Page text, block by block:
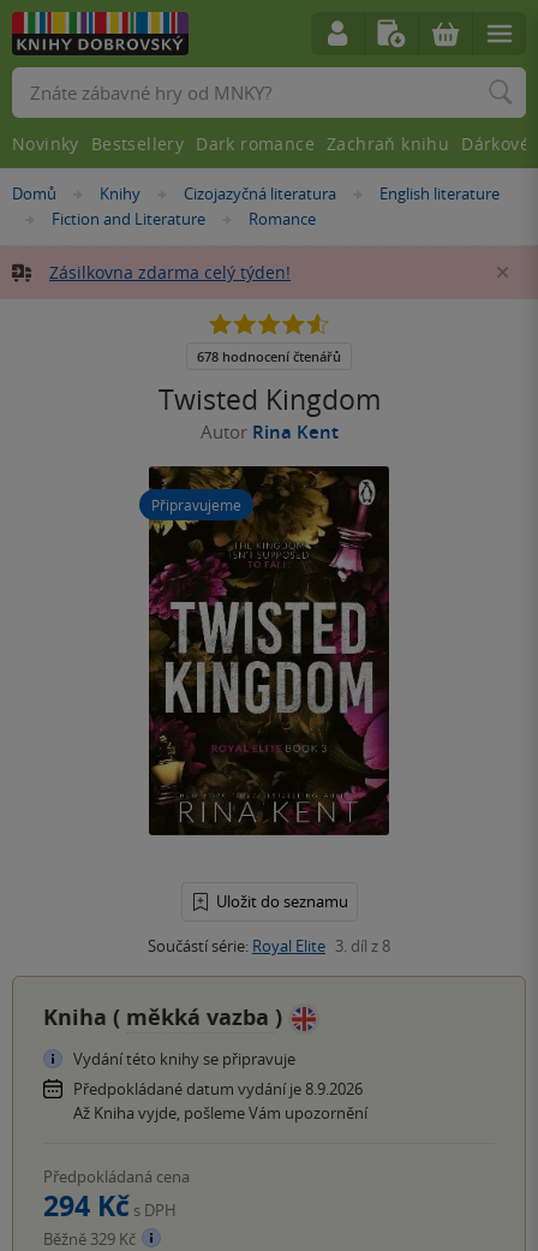
Nacházíte
Domů »Knihy »Cizojazyčná literatura »
English literature
»Fiction and Literature »
Romance
Zásilkovna zdarma celý týden!
Twisted Kingdom
Autor Rina Kent
Připravujeme
Uložit do seznamu
Součástí série: Royal Elite 3. díl z 8
4.6
5
678 hodnocení čtenářů
Kniha ( měkká vazba )
Vydání této knihy se připravuje
Předpokládané datum vydání je 8.9.2026
Až Kniha vyjde, pošleme Vám upozornění
Předpokládaná cena
294 Kč s DPH
Běžně 329 Kč
Vyhledávání
Novinky Bestsellery Dark romance Zachraň knihu Dárkové